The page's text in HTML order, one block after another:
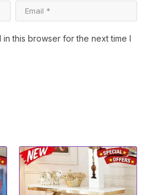
in this browser for the next time I